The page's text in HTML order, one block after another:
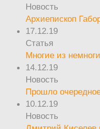
Новость
Архиепископ
17.12.19
Статья
Многие из
14.12.19
Новость
Прошло
10.12.19
Новость